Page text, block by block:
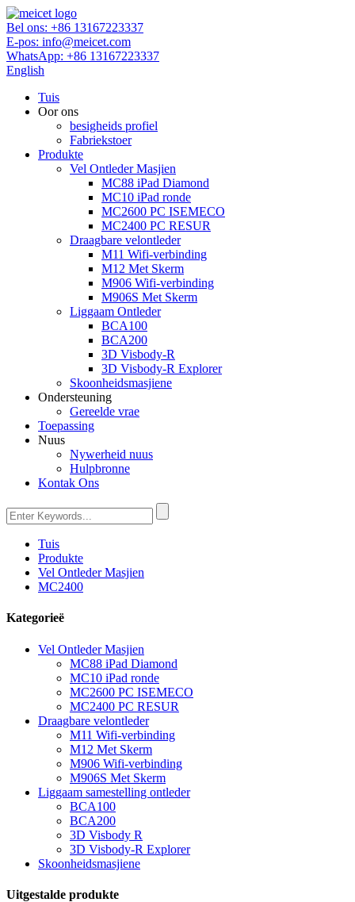
Bel ons: +86 13167223337
E-pos: info@meicet.com
WhatsApp: +86 13167223337
English
Tuis
Oor ons
besigheids profiel
Fabriekstoer
Produkte
Vel Ontleder Masjien
MC88 iPad Diamond
MC10 iPad ronde
MC2600 PC ISEMECO
MC2400 PC RESUR
Draagbare velontleder
M11 Wifi-verbinding
M12 Met Skerm
M906 Wifi-verbinding
M906S Met Skerm
Liggaam Ontleder
BCA100
BCA200
3D Visbody-R
3D Visbody-R Explorer
Skoonheidsmasjiene
Ondersteuning
Gereelde vrae
Toepassing
Nuus
Nywerheid nuus
Hulpbronne
Kontak Ons
Tuis
Produkte
Vel Ontleder Masjien
MC2400
Kategorieë
Vel Ontleder Masjien
MC88 iPad Diamond
MC10 iPad ronde
MC2600 PC ISEMECO
MC2400 PC RESUR
Draagbare velontleder
M11 Wifi-verbinding
M12 Met Skerm
M906 Wifi-verbinding
M906S Met Skerm
Liggaam samestelling ontleder
BCA100
BCA200
3D Visbody R
3D Visbody-R Explorer
Skoonheidsmasjiene
Uitgestalde produkte